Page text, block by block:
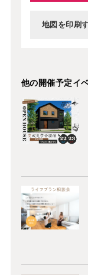
地図を印刷
他の開催予定イ